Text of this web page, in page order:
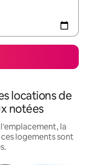
locations de
notées
la
logements sont